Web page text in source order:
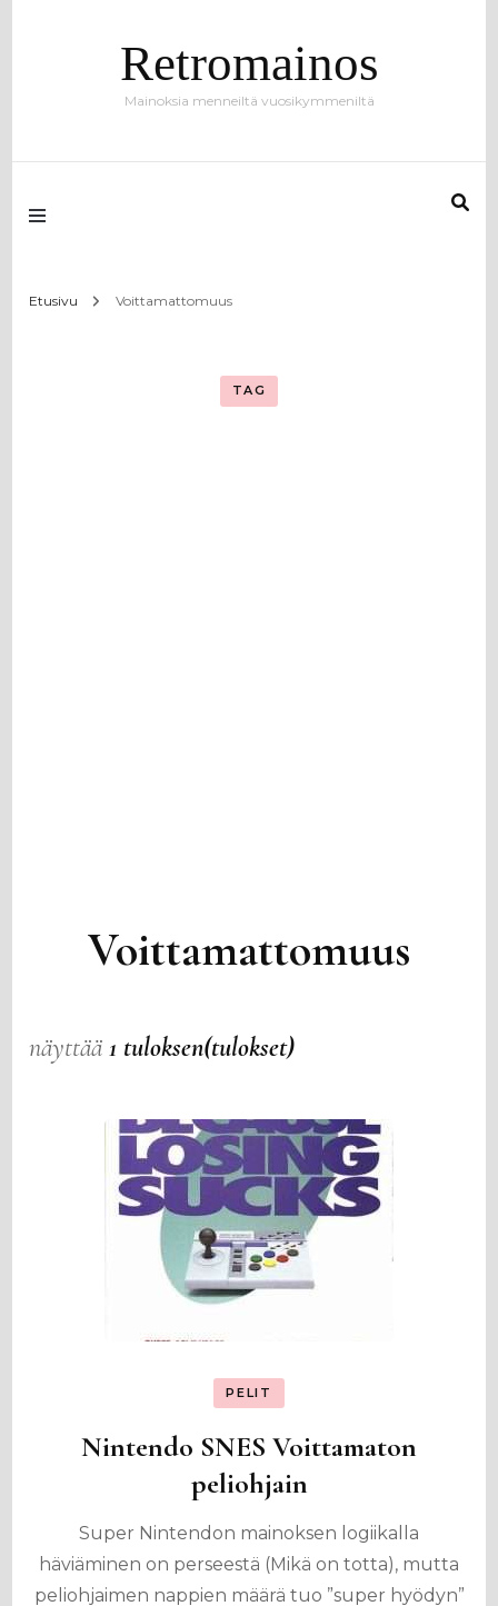
Retromainos
Mainoksia menneiltä vuosikymmeniltä
Etusivu Voittamattomuus
TAG
Voittamattomuus
näyttää1 tuloksen(tulokset)
PELIT
Nintendo SNES Voittamaton
peliohjain
Super Nintendon mainoksen logiikalla
häviäminen on perseestä (Mikä on totta), mutta
peliohjaimen nappien määrä tuo ”super hyödyn”